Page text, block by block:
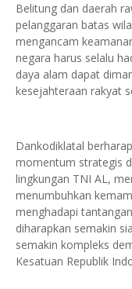
Belitung dan daerah
pelanggaran batas
mengancam
negara harus selalu
daya alam dapat
kesejahteraan rakyat
Dankodiklatal
momentum strategis
lingkungan TNI AL,
menumbuhkan
menghadapi
diharapkan semakin
semakin kompleks
Kesatuan Republik